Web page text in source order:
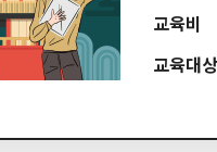
교육비
교육대상